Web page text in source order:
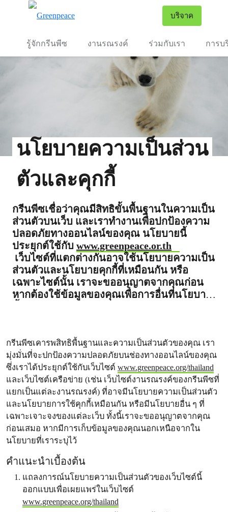
บริจาค
รู้จักกรีนพีซ งานรณรงค์ ร่วมกับเรา การบ
นโยบายความเป็นส่วน
ตัวและคุกกี้
กรีนพีซเชื่อว่าคุณมีสิทธิขั้นพื้นฐานในความเป็น
ส่วนตัวบนเว็บ และเราทำงานเพื่อปกป้องความ
ปลอดภัยทางออนไลน์ของคุณ นโยบายนี้
ประยุกต์ใช้กับ www.greenpeace.or.th
เว็บไซต์ที่แตกต่างกันอาจใช้นโยบายความเป็น
ส่วนตัวและนโยบายคุกกี้ที่เหมือนกัน หรือ
เฉพาะไซต์นั้น เราจะขออนุญาตจากคุณก่อน
หากต้องใช้ข้อมูลของคุณเพื่อการอื่นที่นโยบาย
กรีนพีซเคารพสิทธิพื้นฐานและความเป็นส่วนตัวของคุณ เรา
มุ่งมั่นที่จะปกป้องความปลอดภัยบนช่องทางออนไลน์ของคุณ
ซึ่งเราได้ประยุกต์ใช้กับเว็บไซต์ www.greenpeace.org/thailand
และเว็บไซต์เครือข่าย (เช่น เว็บไซต์งานรณรงค์ของกรีนพีซที่
แยกเป็นแต่ละงานรณรงค์) ที่อาจมีนโยบายความเป็นส่วนตัว
และนโยบายการใช้คุกกี้เหมือนกัน หรือมีนโยบายอื่น ๆ ที่
เฉพาะเจาะจงของแต่ละเว็บ ทั้งนี้เราจะขออนุญาตจากคุณ
ก่อนเสมอ หากมีการเก็บข้อมูลของคุณนอกเหนือจากใน
นโยบายที่เราระบุไว้
คำแนะนำเบื้องต้น
แถลงการณ์นโยบายความเป็นส่วนตัวของเว็บไซต์นี้
ออกแบบเพื่อเผยแพร่ในเว็บไซต์
www.greenpeace.org/thailand